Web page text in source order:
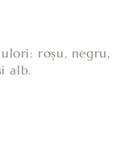
roșu, negru,
alb.